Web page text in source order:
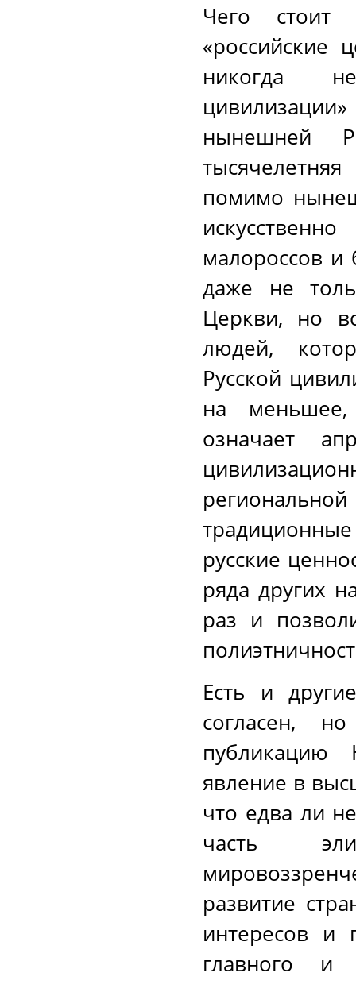
Чего
«российские
никогда
нынешней
помимо
малороссов и
даже не
Церкви, но
людей,
Русской
на меньшее,
означает
русские
ряда других
раз и
Есть и
согласен,
явление в
что едва ли
часть
развитие
интересов и
главного и